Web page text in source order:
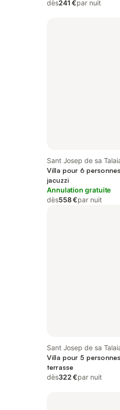
dès241 €par nuit
Sant Josep de sa
Sud
Villa pour 6
jacuzzi
Annulation gratuite
dès558 €par nuit
Sant Josep de sa
Sud
Villa pour 5
terrasse
dès322 €par nuit